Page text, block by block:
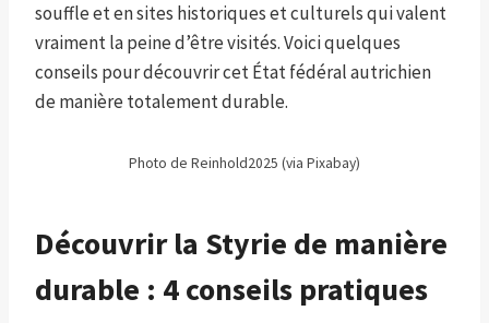
souffle et en sites historiques et culturels qui valent
vraiment la peine d’être visités. Voici quelques
conseils pour découvrir cet État fédéral autrichien
de manière totalement durable.
Photo de Reinhold2025 (via Pixabay)
Découvrir la Styrie de manière
durable : 4 conseils pratiques